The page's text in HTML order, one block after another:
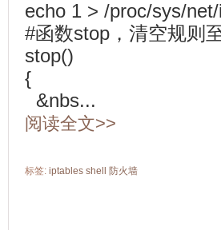
echo 1 > /proc/sys/
#函数stop，清空规则
stop()
{
&nbs...
阅读全文>>
标签: iptables shell 防火墙